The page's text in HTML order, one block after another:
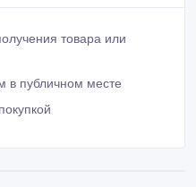
товара или
в публичном месте